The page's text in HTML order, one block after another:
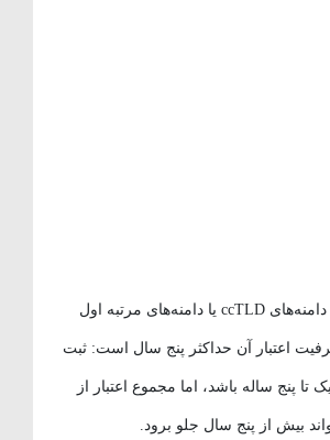
دامنه IR از دسته دامنه‌های ccTLD یا دامنه‌های مرتبه اول
اعتبار آن حداکثر پنج سال است: ثبت
پنج ساله باشد، اما مجموع اعتبار از
بیش از پنج سال جلو برود.